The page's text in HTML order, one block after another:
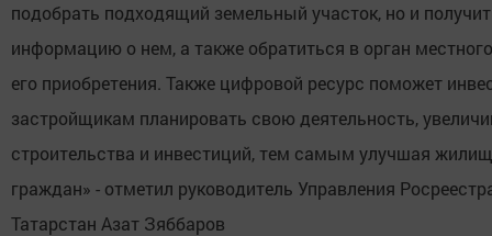
подобрать подходящий земельный участок, но и
информацию о нем, а также обратиться в орган
его приобретения. Также цифровой ресурс поможет
застройщикам планировать свою деятельность,
строительства и инвестиций, тем самым улучшая
граждан» - отметил руководитель Управления
Татарстан Азат Зяббаров